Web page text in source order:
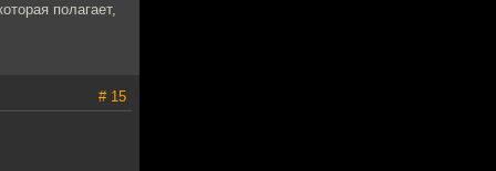
полагает,
# 15